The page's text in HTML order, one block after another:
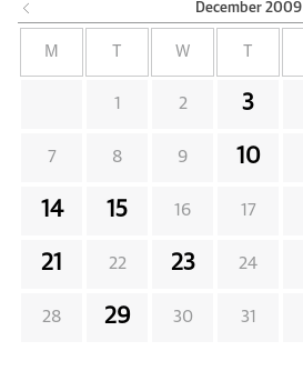
December 2009
M W
1 2 3
7 8 9 10
14 15 16 17
21 22 23 24
28 29 30 31